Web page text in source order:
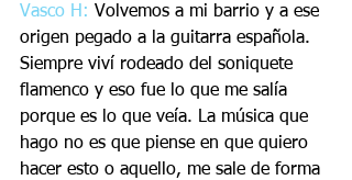
Vasco H: Volvemos a mi barrio y a ese
origen pegado a la guitarra española.
Siempre viví rodeado del soniquete
flamenco y eso fue lo que me salía
porque es lo que veía. La música que
hago no es que piense en que quiero
hacer esto o aquello, me sale de forma